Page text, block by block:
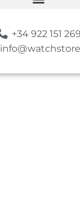
+34 922 151 269